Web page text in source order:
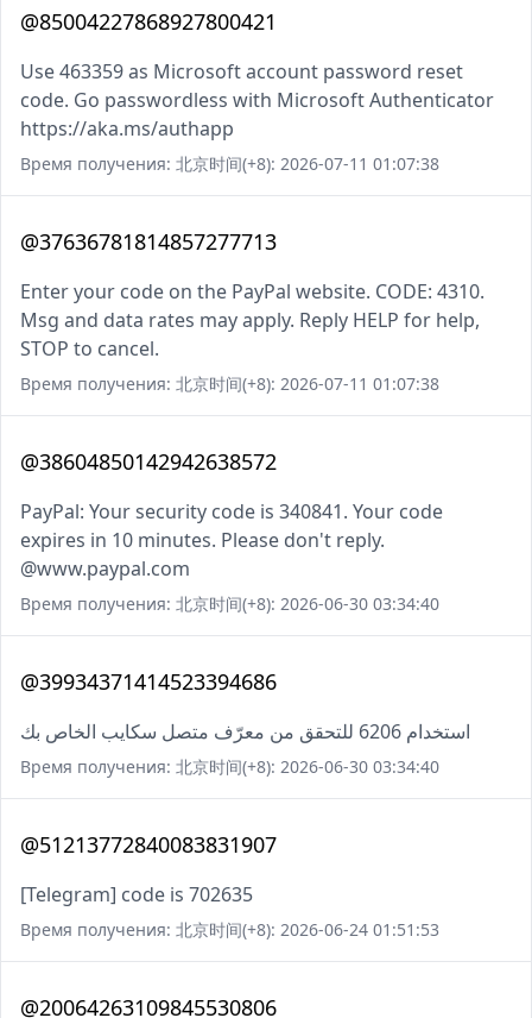
@85004227868927800421
Use 463359 as Microsoft account password reset
code. Go passwordless with Microsoft Authenticator
https://aka.ms/authapp
Время получения: 北京时间(+8): 2026-07-11 01:07:38
@37636781814857277713
Enter your code on the PayPal website. CODE: 4310.
Msg and data rates may apply. Reply HELP for help,
STOP to cancel.
Время получения: 北京时间(+8): 2026-07-11 01:07:38
@38604850142942638572
PayPal: Your security code is 340841. Your code
expires in 10 minutes. Please don't reply.
@www.paypal.com
Время получения: 北京时间(+8): 2026-06-30 03:34:40
@39934371414523394686
استخدام 6206 للتحقق من معرّف متصل سكايب الخاص بك
Время получения: 北京时间(+8): 2026-06-30 03:34:40
@51213772840083831907
[Telegram] code is 702635
Время получения: 北京时间(+8): 2026-06-24 01:51:53
@20064263109845530806